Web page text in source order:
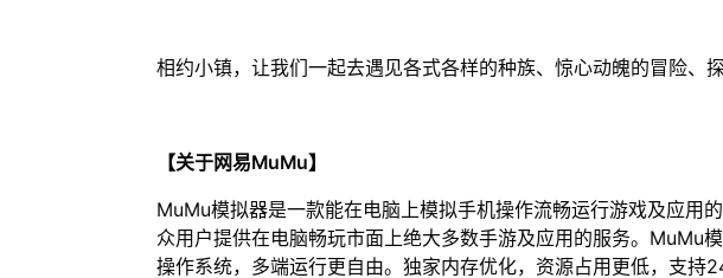
相约小镇，让我们一起去遇见各式各样的种族、惊心动魄的冒险、
【关于网易MuMu】
MuMu模拟器是一款能在电脑上模拟手机操作流畅运行游戏及应用
众用户提供在电脑畅玩市面上绝大多数手游及应用的服务。MuMu
操作系统，多端运行更自由。独家内存优化，资源占用更低，支持